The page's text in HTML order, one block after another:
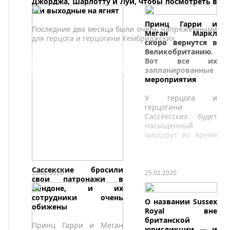
эти выходные на ягнят
Последние два месяца были очень напряженными
для герцога и герцогини Кембриджских.
Сассекские бросили
свои патронажи в
Лондоне, и их
сотрудники очень
обижены
Принц Гарри и Меган
Принц Гарри и
Меган Маркл
скоро вернутся в
Великобританию.
Вот все их
запланированные
мероприятия
У герцога и
герцогини
Сассексских будет
насыщенный
маршрут во время
членов королевской
семьи.
25.02.2020 25.02.2020
О названии Sussex
Royal вне
британской